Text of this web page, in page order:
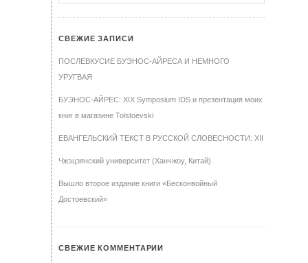
СВЕЖИЕ ЗАПИСИ
ПОСЛЕВКУСИЕ БУЭНОС-АЙРЕСА И НЕМНОГО
УРУГВАЯ
БУЭНОС-АЙРЕС: XIX Symposium IDS и презентация моих
книг в магазине Tolstoevski
ЕВАНГЕЛЬСКИЙ ТЕКСТ В РУССКОЙ СЛОВЕСНОСТИ: XII
Чжэцзянский университет (Ханчжоу, Китай)
Вышло второе издание книги «Бесконвойный
Достоевский»
СВЕЖИЕ КОММЕНТАРИИ